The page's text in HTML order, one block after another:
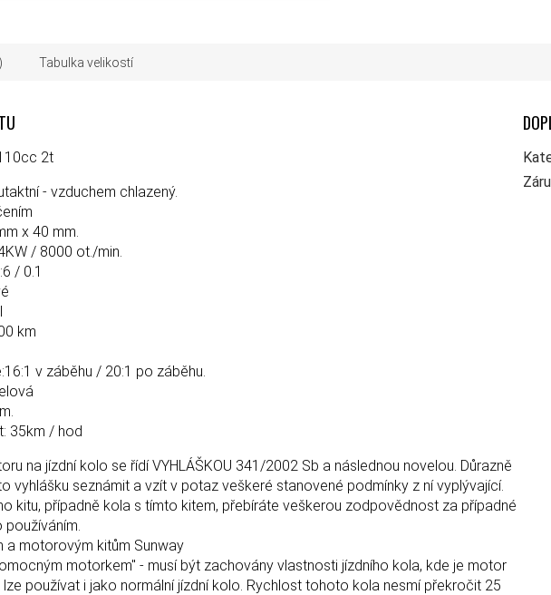
Tabulka velikostí
2t
- vzduchem chlazený.
x 40 mm.
/ 8000 ot./min.
/ 0.1
km
v záběhu / 20:1 po záběhu.
35km / hod
na jízdní kolo se řídí VYHLÁŠKOU 341/2002 Sb a následnou novelou. Důrazně
vyhlášku seznámit a vzít v potaz veškeré stanovené podmínky z ní vyplývající.
kitu, případně kola s tímto kitem, přebíráte veškerou zodpovědnost za případné
používáním.
a motorovým kitům Sunway
motorkem" - musí být zachovány vlastnosti jízdního kola, kde je motor
používat i jako normální jízdní kolo. Rychlost tohoto kola nesmí překročit 25